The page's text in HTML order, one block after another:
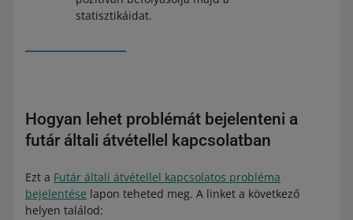
statisztikáidat.
Hogyan lehet problémát bejelenteni a
futár általi átvétellel kapcsolatban
Ezt a Futár általi átvétellel kapcsolatos probléma
bejelentése lapon teheted meg. A linket a következő
helyen találod: